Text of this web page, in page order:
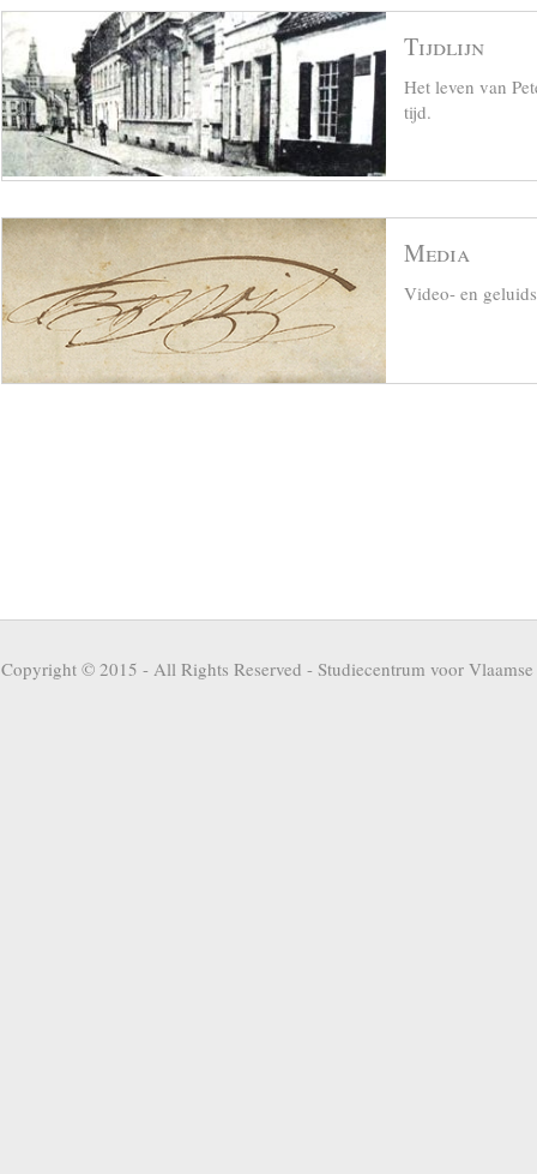
Tijdlijn
Het leven van
tijd.
Media
Video- en
Copyright © 2015 - All Rights Reserved - Studiecentrum voor